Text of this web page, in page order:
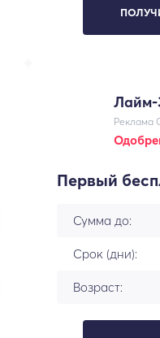
Первый
Сумма до:
Срок (дни):
Возраст: